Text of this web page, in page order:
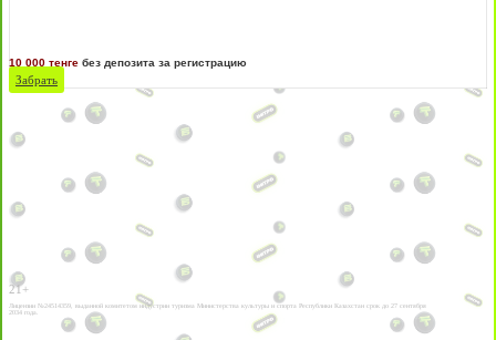
10 000 тенге без депозита за регистрацию
Забрать
21+
Лицензии №24514359, выданной комитетом индустрии туризма Министерства культуры и спорта Республики Казахстан срок до 27 сентября
2034 года.